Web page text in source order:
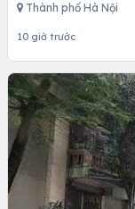
Thành phố Hà Nội
10 giờ trước